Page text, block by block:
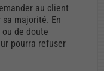
au client
majorité. En
ou de doute
pourra refuser